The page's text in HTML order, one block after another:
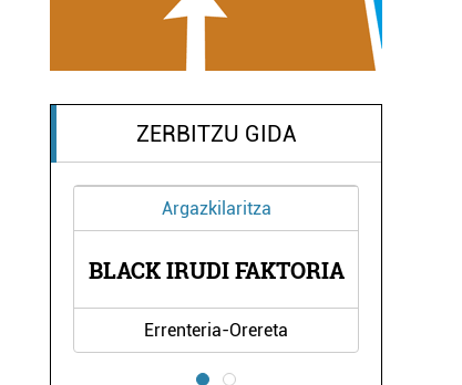
ZERBITZU GIDA
Argazkilaritza
BLACK IRUDI FAKTORIA
Errenteria-Orereta